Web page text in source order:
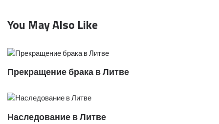
You May Also Like
Прекращение брака в Литве
Наследование в Литве